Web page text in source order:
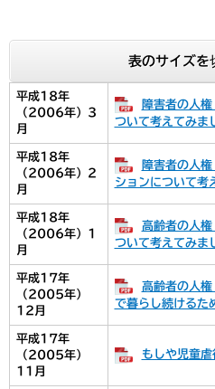
表のサイズを
平成18年
（2006年）3
月
障害者の人
ついて考えてみま
平成18年
（2006年）2
月
障害者の人
ションについて考
平成18年
（2006年）1
月
高齢者の人
ついて考えてみま
平成17年
（2005年）
12月
高齢者の人
で暮らし続けるた
平成17年
（2005年）
11月
もしや児童